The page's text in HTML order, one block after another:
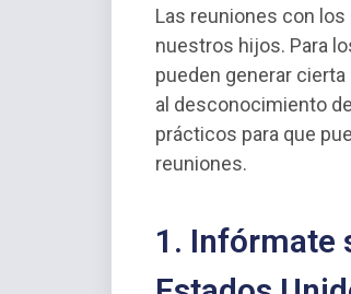
Las reuniones con
nuestros hijos. Para
pueden generar
al desconocimiento
prácticos para que
reuniones.
1. Infórmate